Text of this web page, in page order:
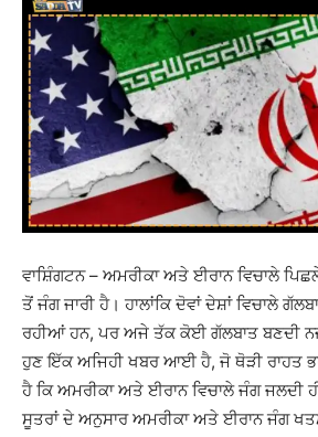
ਵਾਸ਼ਿੰਗਟਨ – ਅਮਰੀਕਾ ਅਤੇ ਈਰਾਨ ਵਿਚਾਲੇ
ਤੋਂ ਜੰਗ ਜਾਰੀ ਹੈ। ਹਾਲਾਂਕਿ ਦੋਵਾਂ ਦੇਸ਼ਾਂ ਵਿਚਾਲੇ
ਰਹੀਆਂ ਹਨ, ਪਰ ਅਜੇ ਤੱਕ ਕੋਈ ਗੱਲਬਾਤ ਬਣਦੀ
ਹੁਣ ਇੱਕ ਅਜਿਹੀ ਖਬਰ ਆਈ ਹੈ, ਜੋ ਥੋੜੀ ਰਾਹਤ
ਹੈ ਕਿ ਅਮਰੀਕਾ ਅਤੇ ਈਰਾਨ ਵਿਚਾਲੇ ਜੰਗ ਜਲਦੀ
ਸੂਤਰਾਂ ਦੇ ਅਨੁਸਾਰ ਅਮਰੀਕਾ ਅਤੇ ਈਰਾਨ ਜੰਗ